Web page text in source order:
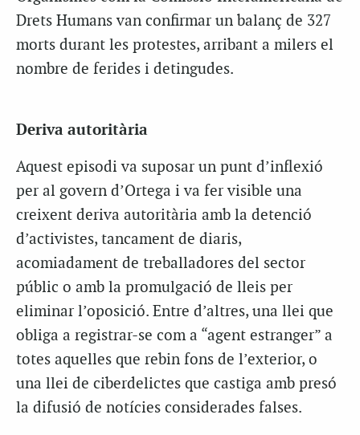
Drets Humans van confirmar un balanç de 327
morts durant les protestes, arribant a milers el
nombre de ferides i detingudes.
Deriva autoritària
Aquest episodi va suposar un punt d’inflexió
per al govern d’Ortega i va fer visible una
creixent deriva autoritària amb la detenció
d’activistes, tancament de diaris,
acomiadament de treballadores del sector
públic o amb la promulgació de lleis per
eliminar l’oposició. Entre d’altres, una llei que
obliga a registrar-se com a “agent estranger” a
totes aquelles que rebin fons de l’exterior, o
una llei de ciberdelictes que castiga amb presó
la difusió de notícies considerades falses.